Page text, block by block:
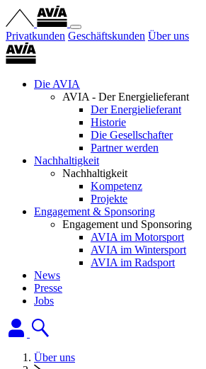
Privatkunden Geschäftskunden Über uns
Die AVIA
AVIA - Der Energielieferant
Der Energielieferant
Historie
Die Gesellschafter
Partner werden
Nachhaltigkeit
Nachhaltigkeit
Kompetenz
Projekte
Engagement & Sponsoring
Engagement und Sponsoring
AVIA im Motorsport
AVIA im Wintersport
AVIA im Radsport
News
Presse
Jobs
Über uns